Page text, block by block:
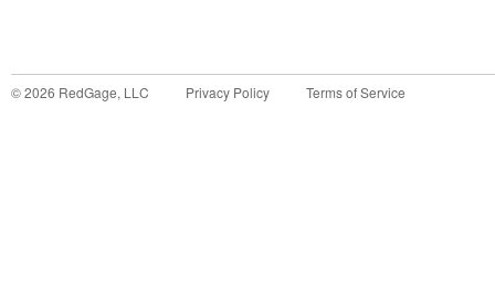
©2026 RedGage, LLC Privacy Policy Terms of Service